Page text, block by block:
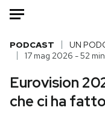
Italia
PODCAST
UN
17 mag 2026 - 52 min
Eurovision
che ci ha